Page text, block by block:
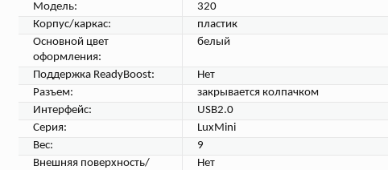
Модель:
320
Корпус/каркас:
пластик
Основной цвет
оформления:
белый
Поддержка ReadyBoost:
Нет
Разъем:
закрывается колпачком
Интерфейс:
USB2.0
Серия:
LuxMini
Вес:
9
Внешняя поверхность/
Нет